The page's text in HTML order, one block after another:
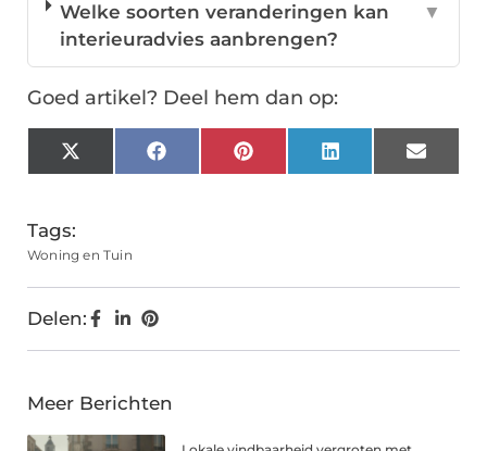
Welke soorten veranderingen kan
interieuradvies aanbrengen?
▼
Goed artikel? Deel hem dan op:
X
(Twitter)
FacebookPinterestLinkedInEmail
Tags:
Woning en Tuin
Delen:
Meer Berichten